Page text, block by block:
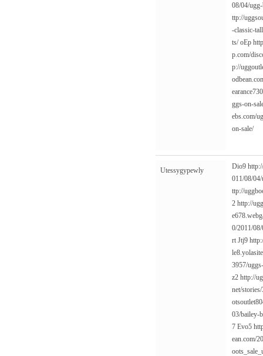
08/04/
ttp://
-classic-
ts/oEp
p.com/
p://
ggs-on-
ebs.com/
on-sale/
Utessygypewly Dio9
011/08/
ttp://
2 http://
0/2011/
rt Jtj9
3957/
z2 http://
net/
03/bailey-
7 Evo5
ean.com/